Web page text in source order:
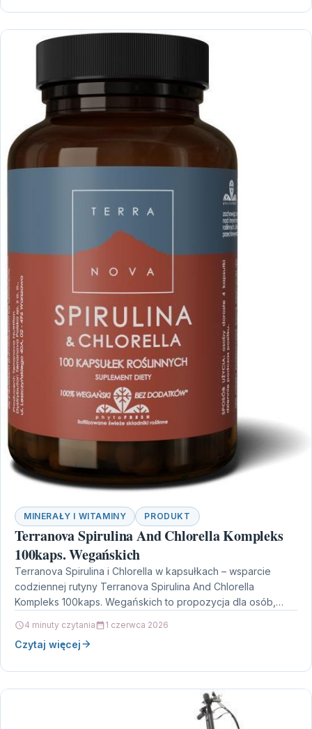
MINERAŁY I WITAMINY PRODUKT
Terranova Spirulina And Chlorella Kompleks
100kaps. Wegańskich
Terranova Spirulina i Chlorella w kapsułkach – wsparcie
codziennej rutyny Terranova Spirulina And Chlorella
Kompleks 100kaps. Wegańskich to propozycja dla osób,
4 minuty czytania 1 czerwca 2026
Czytaj więcej